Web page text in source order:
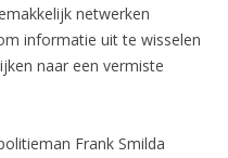
netwerken
informatie uit te wisselen
naar een vermiste
Frank Smilda